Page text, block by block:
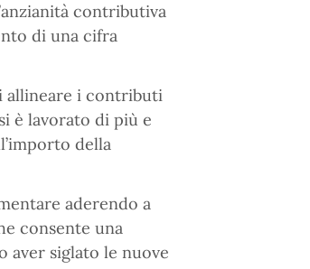
contributiva
di una cifra
allineare i contributi
è lavorato di più e
della
aderendo a
consente una
aver siglato le nuove